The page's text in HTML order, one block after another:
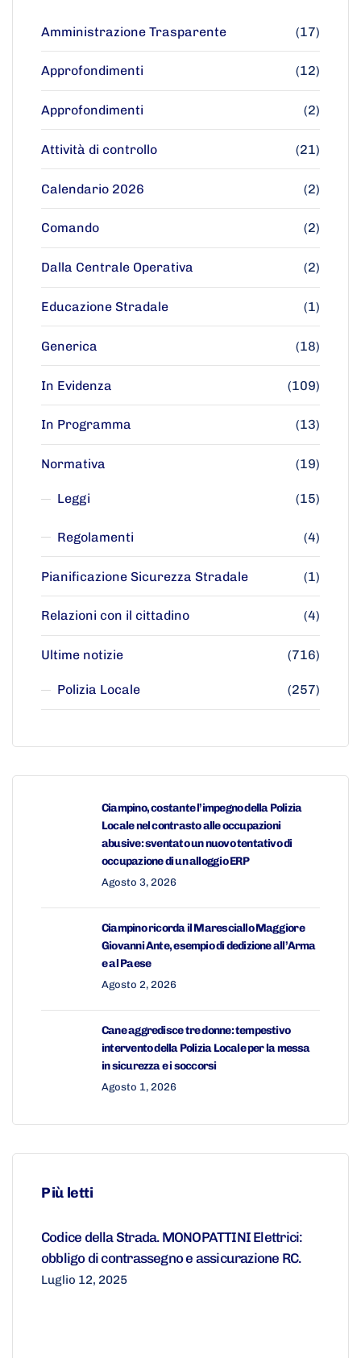
Amministrazione Trasparente (17)
Approfondimenti (12)
Approfondimenti (2)
Attività di controllo (21)
Calendario 2026 (2)
Comando (2)
Dalla Centrale Operativa (2)
Educazione Stradale (1)
Generica (18)
In Evidenza (109)
In Programma (13)
Normativa (19)
Leggi (15)
Regolamenti (4)
Pianificazione Sicurezza Stradale (1)
Relazioni con il cittadino (4)
Ultime notizie (716)
Polizia Locale (257)
Ciampino, costante l’impegno della Polizia
Locale nel contrasto alle occupazioni
abusive: sventato un nuovo tentativo di
occupazione di un alloggio ERP
Agosto 3, 2026
Ciampino ricorda il Maresciallo Maggiore
Giovanni Ante, esempio di dedizione all’Arma
e al Paese
Agosto 2, 2026
Cane aggredisce tre donne: tempestivo
intervento della Polizia Locale per la messa
in sicurezza e i soccorsi
Agosto 1, 2026
Più letti
Codice della Strada. MONOPATTINI Elettrici:
obbligo di contrassegno e assicurazione RC.
Luglio 12, 2025